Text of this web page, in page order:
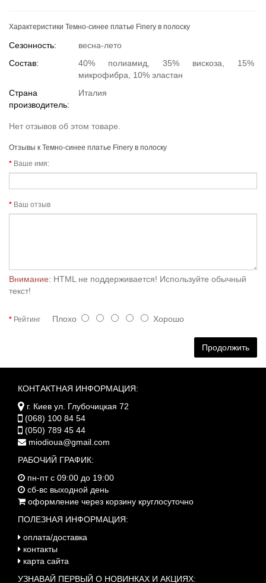
Характеристики Темно-синее платье Finery в полоску
Сезонность:
весна-лето
Состав:
40% полиамид, 35% вискоза, 15%
микрофибра, 10% эластан
Страна
производитель:
Италия
Нет отзывов об этом товаре.
Отзывы к Темно-синее платье Finery в полоску
Ваше имя:
Ваш отзыв
Внимание: HTML не поддерживается! Используйте обычный
текст!
Рейтинг Плохо Хорошо
Продолжить
КОНТАКТНАЯ ИНФОРМАЦИЯ:
г. Киев ул. Глубочицкая 72
(068) 100 84 54
(050) 789 45 44
miodioua@gmail.com
РАБОЧИЙ ГРАФИК:
пн-пт с 09:00 до 19:00
сб-вс выходной день
оформление через корзину круглосуточно
ПОЛЕЗНАЯ ИНФОРМАЦИЯ:
оплата/доставка
контакты
карта сайта
УЗНАВАЙ ПЕРВЫЙ О НОВИНКАХ И АКЦИЯХ: